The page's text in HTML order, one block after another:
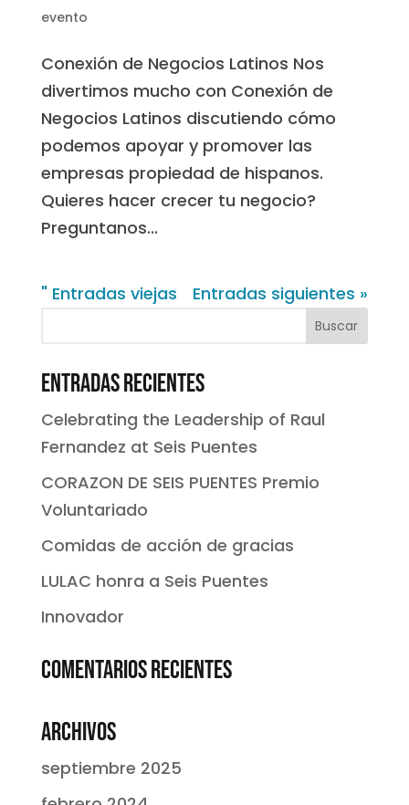
evento
Conexión de Negocios Latinos Nos
divertimos mucho con Conexión de
Negocios Latinos discutiendo cómo
podemos apoyar y promover las
empresas propiedad de hispanos.
Quieres hacer crecer tu negocio?
Preguntanos...
" Entradas viejas Entradas siguientes »
Entradas recientes
Celebrating the Leadership of Raul
Fernandez at Seis Puentes
CORAZON DE SEIS PUENTES Premio
Voluntariado
Comidas de acción de gracias
LULAC honra a Seis Puentes
Innovador
Comentarios recientes
Archivos
septiembre 2025